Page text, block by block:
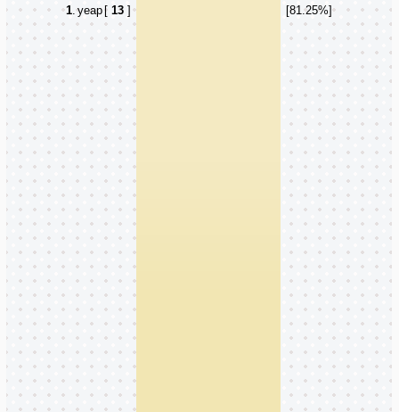
1. yeap [ 13 ] [81.25%]